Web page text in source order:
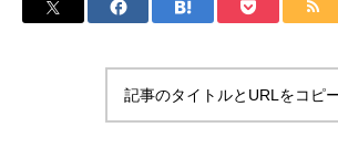
記事のタイトルとURLをコピ